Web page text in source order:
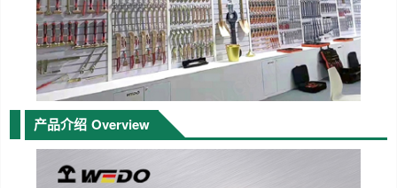
产品介绍 Overview